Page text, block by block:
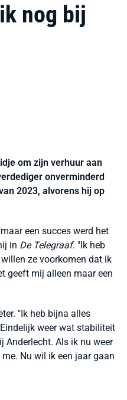
nog bij
om zijn verhuur aan
onverminderd
2023, alvorens hij op
een succes werd het
in De Telegraaf. "Ik heb
ze voorkomen dat ik
geeft mij alleen maar een
"Ik heb bijna alles
weer wat stabiliteit
Anderlecht. Als ik nu weer
Nu wil ik een jaar gaan